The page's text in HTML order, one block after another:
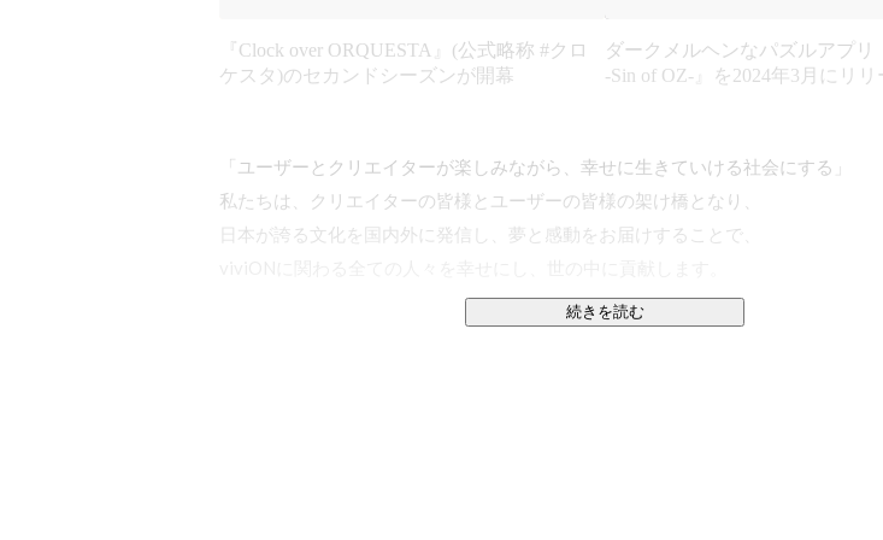
『Clock over ORQUESTA』(公式略称 #クロ
ケスタ)のセカンドシーズンが開幕
ダークメルヘンなパズルアプリ
-Sin of OZ-』を2024年3月にリリ
「ユーザーとクリエイターが楽しみながら、幸せに生きていける社会にする」
私たちは、クリエイターの皆様とユーザーの皆様の架け橋となり、
日本が誇る文化を国内外に発信し、夢と感動をお届けすることで、
続きを読む